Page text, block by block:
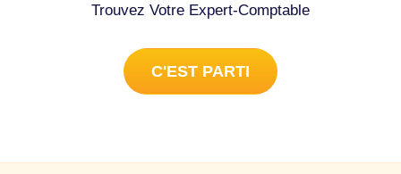
Trouvez Votre Expert-Comptable
C'EST PARTI